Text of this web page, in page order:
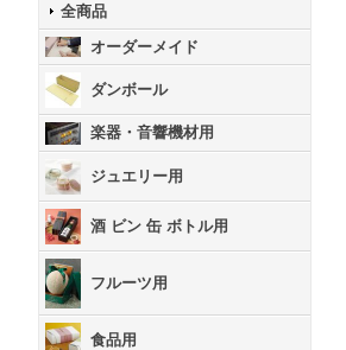
全商品
オーダーメイド
ダンボール
楽器・音響機材用
ジュエリー用
酒 ビン 缶 ボトル用
フルーツ用
食品用